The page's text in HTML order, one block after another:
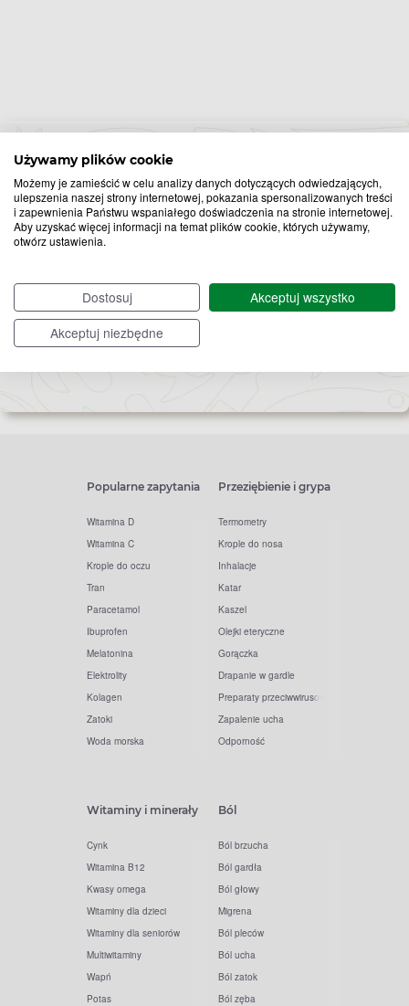
Używamy plików cookie
Możemy je zamieścić w celu analizy danych dotyczących odwiedzających,
ulepszenia naszej strony internetowej, pokazania spersonalizowanych treści
i zapewnienia Państwu wspaniałego doświadczenia na stronie internetowej.
Aby uzyskać więcej informacji na temat plików cookie, których używamy,
otwórz ustawienia.
Dostosuj
Akceptuj wszystko
Akceptuj niezbędne
Bądź na bieżąco,
zapisz się na nasz newsletter!
Zapisz
do
newslettera
Chcę otrzymywać newsletter Apteline
Popularne zapytania
Witamina D
Witamina C
Krople do oczu
Tran
Paracetamol
Ibuprofen
Melatonina
Elektrolity
Kolagen
Zatoki
Woda morska
Przeziębienie i grypa
Termometry
Krople do nosa
Inhalacje
Katar
Kaszel
Olejki eteryczne
Gorączka
Drapanie w gardle
Preparaty przeciwwirusowe
Zapalenie ucha
Odporność
Witaminy i minerały
Cynk
Witamina B12
Kwasy omega
Witaminy dla dzieci
Witaminy dla seniorów
Multiwitaminy
Wapń
Potas
Ból
Ból brzucha
Ból gardła
Ból głowy
Migrena
Ból pleców
Ból ucha
Ból zatok
Ból zęba